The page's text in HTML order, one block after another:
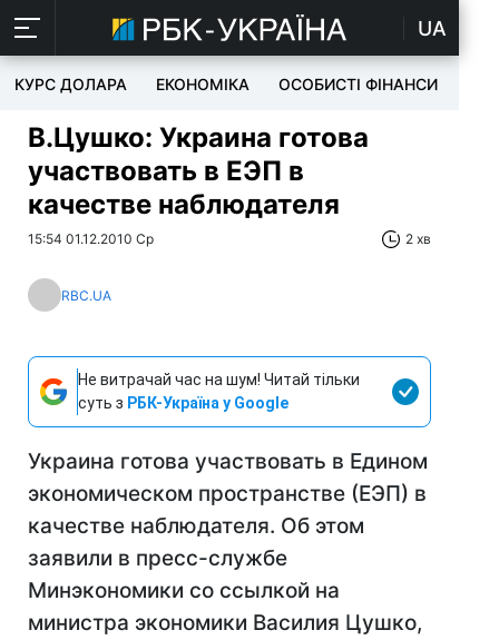
UA
КУРС ДОЛАРА ЕКОНОМІКА ОСОБИСТІ ФІНАНСИ
В.Цушко: Украина готова
участвовать в ЕЭП в
качестве наблюдателя
15:54 01.12.2010 Ср 2 хв
RBC.UA
Не витрачай час на шум! Читай тільки
суть з РБК-Україна у Google
Украина готова участвовать в Едином
экономическом пространстве (ЕЭП) в
качестве наблюдателя. Об этом
заявили в пресс-службе
Минэкономики со ссылкой на
министра экономики Василия Цушко,